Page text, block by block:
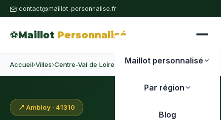
contact@maillot-personnalise.fr
⚽Maillot Personnalisé
Maillot personnalisé
Par région
Blog
Accueil›Villes›Centre-Val de Loire› Loir-et-Cher›Ambloy
📍 Ambloy · 41310